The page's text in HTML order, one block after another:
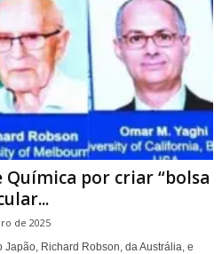
por criar “bolsa
de 2025
Richard Robson, da Austrália, e